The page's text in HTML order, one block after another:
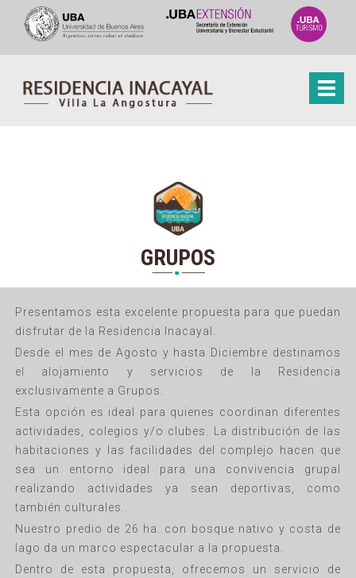
Toggle
navigation
GRUPOS
Presentamos esta excelente propuesta para que puedan
disfrutar de la Residencia Inacayal.
Desde el mes de Agosto y hasta Diciembre destinamos
el alojamiento y servicios de la Residencia
exclusivamente a Grupos.
Esta opción es ideal para quienes coordinan diferentes
actividades, colegios y/o clubes. La distribución de las
habitaciones y las facilidades del complejo hacen que
sea un entorno ideal para una convivencia grupal
realizando actividades ya sean deportivas, como
también culturales..
Nuestro predio de 26 ha. con bosque nativo y costa de
lago da un marco espectacular a la propuesta.
Dentro de esta propuesta, ofrecemos un servicio de